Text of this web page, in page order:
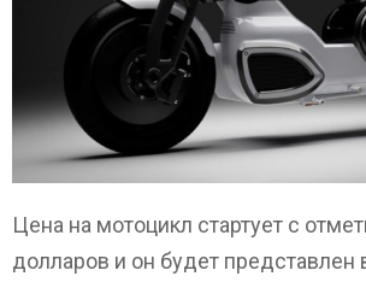
Цена на мотоцикл стартует с
долларов и он будет представлен